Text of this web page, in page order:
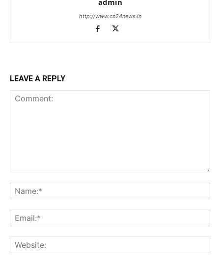
admin
http://www.cn24news.in
LEAVE A REPLY